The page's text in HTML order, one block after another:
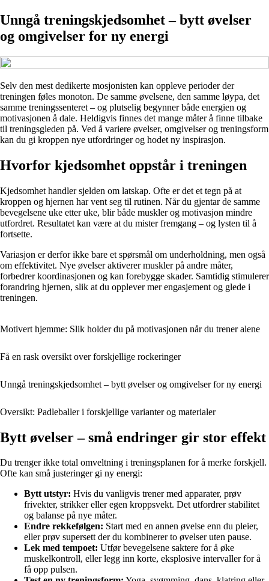
Unngå treningskjedsomhet – bytt øvelser
og omgivelser for ny energi
Selv den mest dedikerte mosjonisten kan oppleve perioder der
treningen føles monoton. De samme øvelsene, den samme løypa, det
samme treningssenteret – og plutselig begynner både energien og
motivasjonen å dale. Heldigvis finnes det mange måter å finne tilbake
til treningsgleden på. Ved å variere øvelser, omgivelser og treningsform
kan du gi kroppen nye utfordringer og hodet ny inspirasjon.
Hvorfor kjedsomhet oppstår i treningen
Kjedsomhet handler sjelden om latskap. Ofte er det et tegn på at
kroppen og hjernen har vent seg til rutinen. Når du gjentar de samme
bevegelsene uke etter uke, blir både muskler og motivasjon mindre
utfordret. Resultatet kan være at du mister fremgang – og lysten til å
fortsette.
Variasjon er derfor ikke bare et spørsmål om underholdning, men også
om effektivitet. Nye øvelser aktiverer muskler på andre måter,
forbedrer koordinasjonen og kan forebygge skader. Samtidig stimulerer
forandring hjernen, slik at du opplever mer engasjement og glede i
treningen.
Motivert hjemme: Slik holder du på motivasjonen når du trener alene
Få en rask oversikt over forskjellige rockeringer
Unngå treningskjedsomhet – bytt øvelser og omgivelser for ny energi
Oversikt: Padleballer i forskjellige varianter og materialer
Bytt øvelser – små endringer gir stor effekt
Du trenger ikke total omveltning i treningsplanen for å merke forskjell.
Ofte kan små justeringer gi ny energi:
Bytt utstyr: Hvis du vanligvis trener med apparater, prøv
frivekter, strikker eller egen kroppsvekt. Det utfordrer stabilitet
og balanse på nye måter.
Endre rekkefølgen: Start med en annen øvelse enn du pleier,
eller prøv supersett der du kombinerer to øvelser uten pause.
Lek med tempoet: Utfør bevegelsene saktere for å øke
muskelkontroll, eller legg inn korte, eksplosive intervaller for å
få opp pulsen.